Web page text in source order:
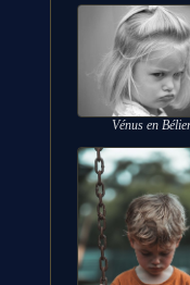
Vénus en